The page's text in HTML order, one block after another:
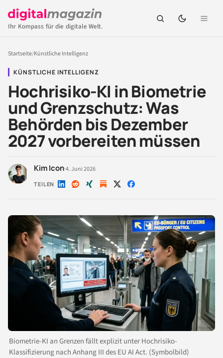
Ihr Kompass für die digitale Welt.
Startseite/Künstliche Intelligenz
KÜNSTLICHE INTELLIGENZ
Hochrisiko-KI in Biometrie
und Grenzschutz: Was
Behörden bis Dezember
2027 vorbereiten müssen
Kim Icon·4. Juni 2026
TEILEN Auf Auf Auf Auf Auf
Biometrie-KI an Grenzen fällt explizit unter Hochrisiko-
Klassifizierung nach Anhang III des EU AI Act. (Symbolbild)